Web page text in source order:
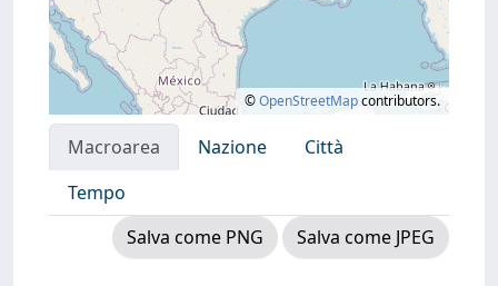
©OpenStreetMapcontributors.
Macroarea Nazione
Città
Tempo
Salva come PNG
Salva come JPEG